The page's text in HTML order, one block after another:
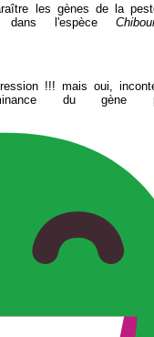
les gènes de la
dans l'espèce
!!! mais oui,
du gène